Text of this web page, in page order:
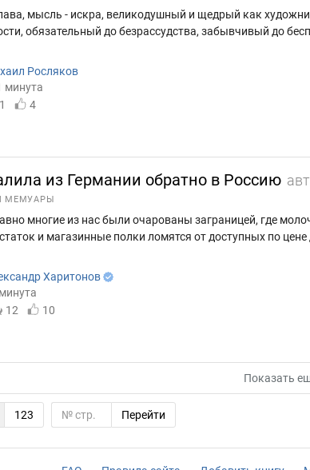
мысль - искра, великодушный и щедрый как
обязательный до безрассудства, забывчивый до
Росляков
минута
1 4
из Германии обратно в Россию
МЕМУАРЫ
многие из нас были очарованы заграницей, где
и магазинные полки ломятся от доступных по
Харитонов
12 10
Показать
123 Перейти